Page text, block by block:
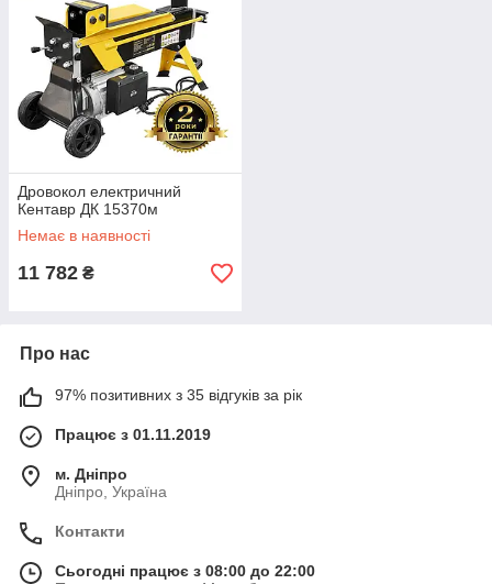
Дровокол електричний
Кентавр ДК 15370м
Немає в наявності
11 782 ₴
Про нас
97% позитивних з 35 відгуків за рік
Працює з 01.11.2019
м. Дніпро
Дніпро, Україна
Контакти
Сьогодні працює з 08:00 до 22:00